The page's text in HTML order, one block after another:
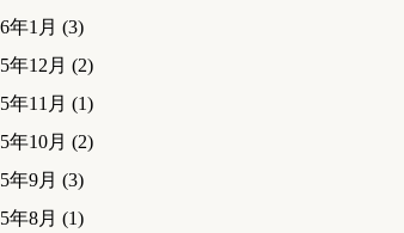
年1月 (3)
年12月 (2)
年11月 (1)
年10月 (2)
年9月 (3)
年8月 (1)